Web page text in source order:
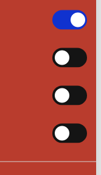
rinkoje
– sako